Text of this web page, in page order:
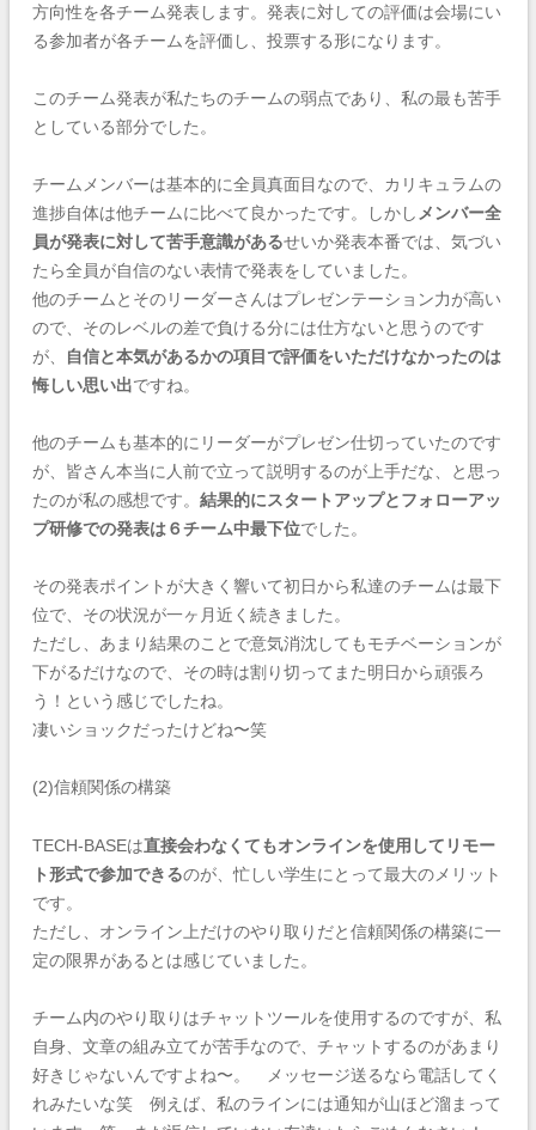
方向性を各チーム発表します。発表に対しての評価は会場にい
る参加者が各チームを評価し、投票する形になります。
このチーム発表が私たちのチームの弱点であり、私の最も苦手
としている部分でした。
チームメンバーは基本的に全員真面目なので、カリキュラムの
進捗自体は他チームに比べて良かったです。しかし メンバー全
員が発表に対して苦手意識があるせいか発表本番では、気づい
たら全員が自信のない表情で発表をしていました。
他のチームとそのリーダーさんはプレゼンテーション力が高い
ので、そのレベルの差で負ける分には仕方ないと思うのです
が、
自信と本気があるかの項目で評価をいただけなかったのは
悔しい思い出ですね。
他のチームも基本的にリーダーがプレゼン仕切っていたのです
が、皆さん本当に人前で立って説明するのが上手だな、と思っ
たのが私の感想です。 結果的にスタートアップとフォローアッ
プ研修での発表は６チーム中最下位でした。
その発表ポイントが大きく響いて初日から私達のチームは最下
位で、その状況が一ヶ月近く続きました。
ただし、あまり結果のことで意気消沈してもモチベーションが
下がるだけなので、その時は割り切ってまた明日から頑張ろ
う！という感じでしたね。
凄いショックだったけどね〜笑
(2)信頼関係の構築
TECH-BASEは直接会わなくてもオンラインを使用してリモー
ト形式で参加できるのが、忙しい学生にとって最大のメリット
です。
ただし、オンライン上だけのやり取りだと信頼関係の構築に一
定の限界があるとは感じていました。
チーム内のやり取りはチャットツールを使用するのですが、私
自身、文章の組み立てが苦手なので、チャットするのがあまり
好きじゃないんですよね〜。 メッセージ送るなら電話してく
れみたいな笑 例えば、私のラインには通知が山ほど溜まって